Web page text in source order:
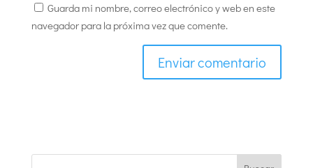
Guarda mi nombre, correo electrónico y web en este
navegador para la próxima vez que comente.